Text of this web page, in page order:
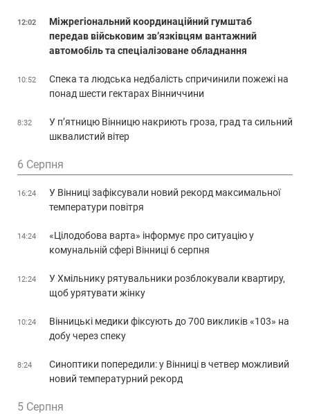
12:02
Міжрегіональний координаційний гумштаб
передав військовим зв’язківцям вантажний
автомобіль та спеціалізоване обладнання
10:52
Спека та людська недбалість спричинили пожежі на
понад шести гектарах Вінниччини
8:32
У п’ятницю Вінницю накриють гроза, град та сильний
шквалистий вітер
6 Серпня
16:24
У Вінниці зафіксували новий рекорд максимальної
температури повітря
14:24
«Цілодобова варта» інформує про ситуацію у
комунальній сфері Вінниці 6 серпня
12:24
У Хмільнику рятувальники розблокували квартиру,
щоб урятувати жінку
10:24
Вінницькі медики фіксують до 700 викликів «103» на
добу через спеку
8:24
Синоптики попередили: у Вінниці в четвер можливий
новий температурний рекорд
5 Серпня